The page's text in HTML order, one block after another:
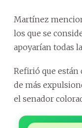
Martínez
los que se
apoyarían todas
Refirió que están
de más
el senador